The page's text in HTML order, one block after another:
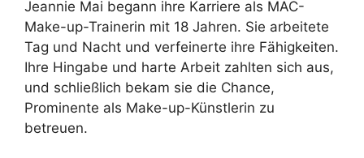
Jeannie Mai begann ihre Karriere als MAC-
Make-up-Trainerin mit 18 Jahren. Sie arbeitete
Tag und Nacht und verfeinerte ihre Fähigkeiten.
Ihre Hingabe und harte Arbeit zahlten sich aus,
und schließlich bekam sie die Chance,
Prominente als Make-up-Künstlerin zu
betreuen.